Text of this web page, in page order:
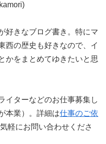
好きなブログ書き。特にマ
西の歴史も好きなので、イ
かをまとめてゆきたいと思
イターなどのお仕事募集し
本業）。詳細は仕事のご依
軽にお問い合わせくださ